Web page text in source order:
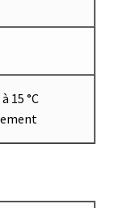
15 °C